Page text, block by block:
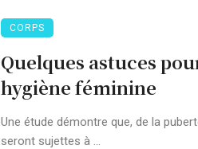
CORPS
Quelques astuces
hygiène féminine
Une étude démontre que, de la
seront sujettes à ...